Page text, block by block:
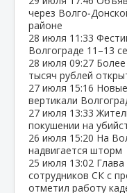
через
районе
28 июля 11:33
Волгограде 11–13
28 июля 09:27
тысяч рублей
27 июля 15:16
вертикали
27 июля 13:33
покушении на
26 июля 15:20 На
надвигается шторм
25 июля 13:02
сотрудников СК с
отметил работу